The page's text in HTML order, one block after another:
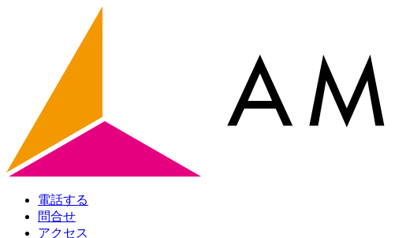
電話する
問合せ
アクセス